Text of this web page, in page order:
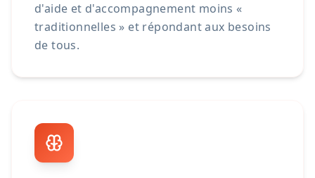
d'aide et d'accompagnement moins «
traditionnelles » et répondant aux besoins
de tous.